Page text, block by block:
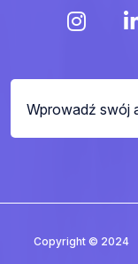
Copyright © 2024